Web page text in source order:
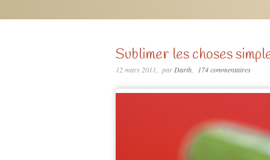
Sublimer les choses
12 mars 2011 par Darth 174 commentaires